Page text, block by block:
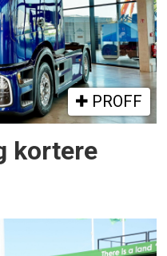
PROFF
kortere